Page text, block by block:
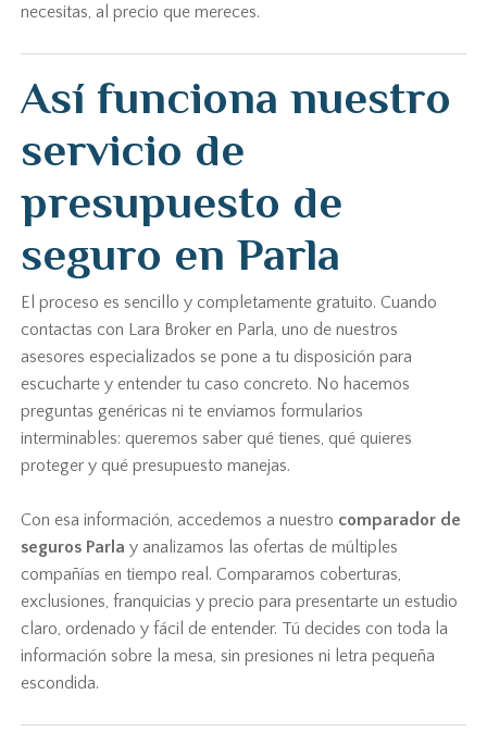
necesitas, al precio que mereces.
Así funciona nuestro
servicio de
presupuesto de
seguro en Parla
El proceso es sencillo y completamente gratuito. Cuando
contactas con Lara Broker en Parla, uno de nuestros
asesores especializados se pone a tu disposición para
escucharte y entender tu caso concreto. No hacemos
preguntas genéricas ni te enviamos formularios
interminables: queremos saber qué tienes, qué quieres
proteger y qué presupuesto manejas.
Con esa información, accedemos a nuestro comparador de
seguros Parla y analizamos las ofertas de múltiples
compañías en tiempo real. Comparamos coberturas,
exclusiones, franquicias y precio para presentarte un estudio
claro, ordenado y fácil de entender. Tú decides con toda la
información sobre la mesa, sin presiones ni letra pequeña
escondida.